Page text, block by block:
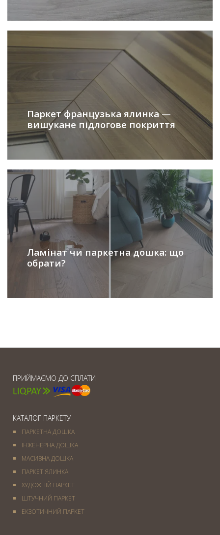
Паркет французька ялинка —
вишукане підлогове покриття
Ламінат чи паркетна дошка: що
обрати?
ПРИЙМАЄМО ДО СПЛАТИ
КАТАЛОГ ПАРКЕТУ
ПАРКЕТНА ДОШКА
ІНЖЕНЕРНА ДОШКА
МАСИВНА ДОШКА
ПАРКЕТ ЯЛИНКА
ХУДОЖНІЙ ПАРКЕТ
ШТУЧНИЙ ПАРКЕТ
ЕКЗОТИЧНИЙ ПАРКЕТ